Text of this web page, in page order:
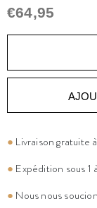
€64,95
● Livraison
● Expédition sous 1
● Nous nous